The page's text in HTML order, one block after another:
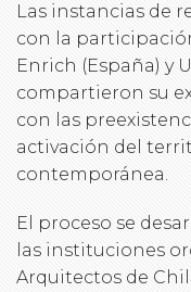
Las instancias de
con la
Enrich (España) y
compartieron su
con las
activación del
contemporánea.
El proceso se
las instituciones
Arquitectos de